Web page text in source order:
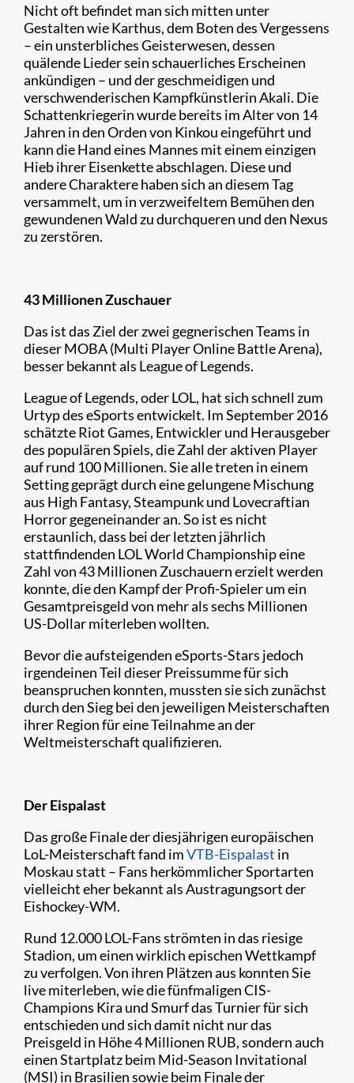
Nicht oft befindet man sich mitten unter
Gestalten wie Karthus, dem Boten des Vergessens
– ein unsterbliches Geisterwesen, dessen
quälende Lieder sein schauerliches Erscheinen
ankündigen – und der geschmeidigen und
verschwenderischen Kampfkünstlerin Akali. Die
Schattenkriegerin wurde bereits im Alter von 14
Jahren in den Orden von Kinkou eingeführt und
kann die Hand eines Mannes mit einem einzigen
Hieb ihrer Eisenkette abschlagen. Diese und
andere Charaktere haben sich an diesem Tag
versammelt, um in verzweifeltem Bemühen den
gewundenen Wald zu durchqueren und den Nexus
zu zerstören.
43 Millionen Zuschauer
Das ist das Ziel der zwei gegnerischen Teams in
dieser MOBA (Multi Player Online Battle Arena),
besser bekannt als League of Legends.
League of Legends, oder LOL, hat sich schnell zum
Urtyp des eSports entwickelt. Im September 2016
schätzte Riot Games, Entwickler und Herausgeber
des populären Spiels, die Zahl der aktiven Player
auf rund 100 Millionen. Sie alle treten in einem
Setting geprägt durch eine gelungene Mischung
aus High Fantasy, Steampunk und Lovecraftian
Horror gegeneinander an. So ist es nicht
erstaunlich, dass bei der letzten jährlich
stattfindenden LOL World Championship eine
Zahl von 43 Millionen Zuschauern erzielt werden
konnte, die den Kampf der Profi-Spieler um ein
Gesamtpreisgeld von mehr als sechs Millionen
US-Dollar miterleben wollten.
Bevor die aufsteigenden eSports-Stars jedoch
irgendeinen Teil dieser Preissumme für sich
beanspruchen konnten, mussten sie sich zunächst
durch den Sieg bei den jeweiligen Meisterschaften
ihrer Region für eine Teilnahme an der
Weltmeisterschaft qualifizieren.
Der Eispalast
Das große Finale der diesjährigen europäischen
LoL-Meisterschaft fand imVTB-Eispalast in
Moskau statt – Fans herkömmlicher Sportarten
vielleicht eher bekannt als Austragungsort der
Eishockey-WM.
Rund 12.000 LOL-Fans strömten in das riesige
Stadion, um einen wirklich epischen Wettkampf
zu verfolgen. Von ihren Plätzen aus konnten Sie
live miterleben, wie die fünfmaligen CIS-
Champions Kira und Smurf das Turnier für sich
entschieden und sich damit nicht nur das
Preisgeld in Höhe 4 Millionen RUB, sondern auch
einen Startplatz beim Mid-Season Invitational
(MSI) in Brasilien sowie beim Finale der